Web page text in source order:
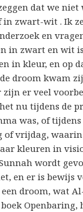
dat we
in zwart-wit . Ik
en
in zwart en wit
in kleur, en op
droom kwam
zijn er veel
nu tijdens de
was, of
of vrijdag, waarin
kleuren in
wordt
en er is bewijs
droom, wat
Openbaring,